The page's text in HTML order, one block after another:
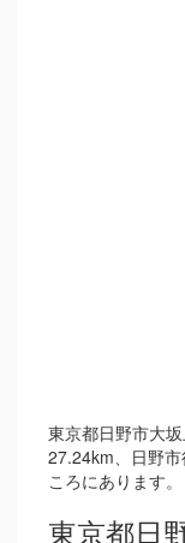
東京都日野市大
27.24km、日野
ころにあります。
東京都日